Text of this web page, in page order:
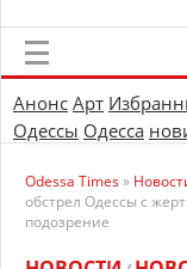
Анонс Арт
Одессы Одесса
Odessa Times»
обстрел Одессы с
подозрение